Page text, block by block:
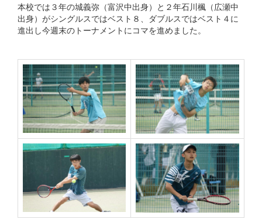
本校では３年の城義弥（富沢中出身）と２年石川楓（広瀬中
出身）がシングルスではベスト８、ダブルスではベスト４に
進出し今週末のトーナメントにコマを進めました。